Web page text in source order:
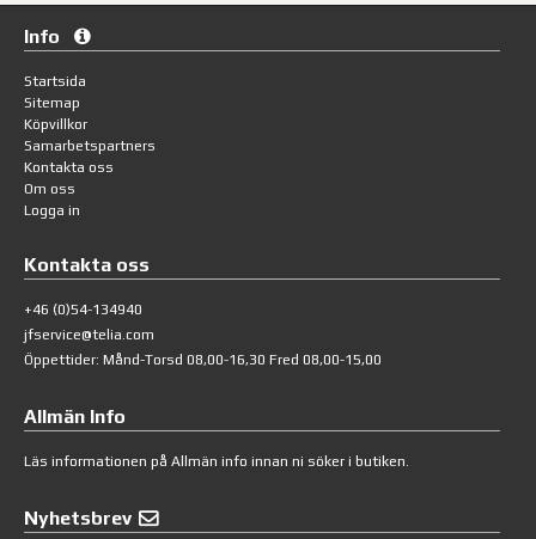
Info
Startsida
Sitemap
Köpvillkor
Samarbetspartners
Kontakta oss
Om oss
Logga in
Kontakta oss
+46 (0)54-134940
jfservice@telia.com
Öppettider: Månd-Torsd 08,00-16,30 Fred 08,00-15,00
Allmän Info
Läs informationen på Allmän info innan ni söker i butiken.
Nyhetsbrev